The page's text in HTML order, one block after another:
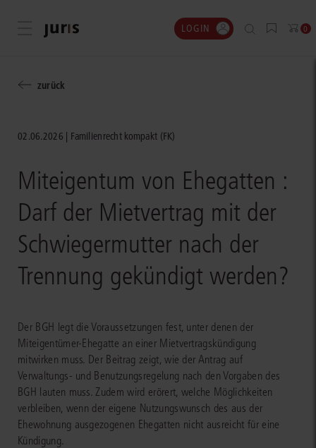
Menü öffnen LOGIN 0
zurück
02.06.2026 Familienrecht kompakt (FK)
Miteigentum von Ehegatten :
Darf der Mietvertrag mit der
Schwiegermutter nach der
Trennung gekündigt werden?
Der BGH legt die Voraussetzungen fest, unter denen der
Miteigentümer-Ehegatte an einer Mietvertragskündigung
mitwirken muss. Der Beitrag zeigt, wie der Antrag auf
Verwaltungs- und Benutzungsregelung nach den Vorgaben des
BGH lauten muss. Zudem wird erörert, welche Möglichkeiten
verbleiben, wenn der eigene Nutzungswunsch des aus der
Ehewohnung ausgezogenen Ehegatten nicht ausreicht für eine
Kündigung.